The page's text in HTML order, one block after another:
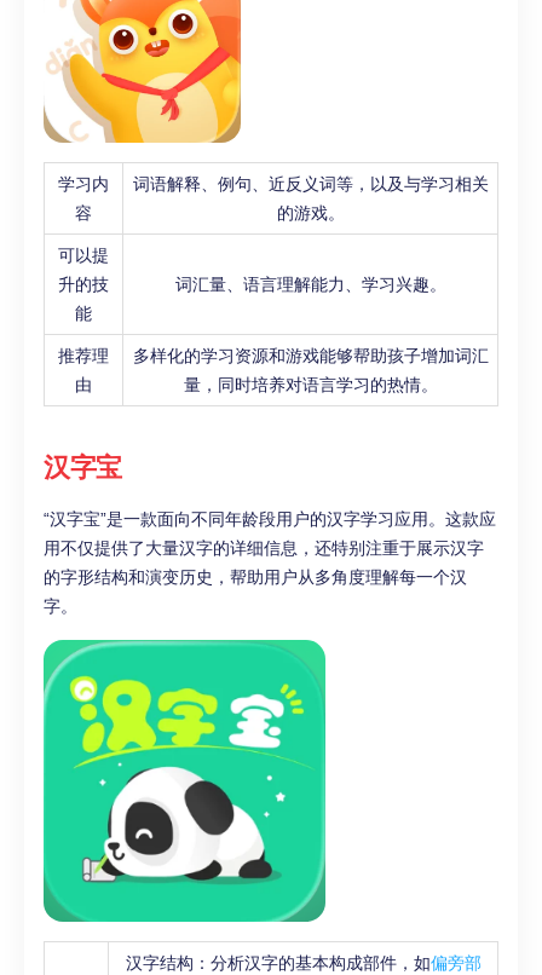
学习内
容
词语解释、例句、近反义词等，以及与学习相关
的游戏。
可以提
升的技
能
词汇量、语言理解能力、学习兴趣。
推荐理
由
多样化的学习资源和游戏能够帮助孩子增加词汇
量，同时培养对语言学习的热情。
汉字宝
“汉字宝”是一款面向不同年龄段用户的汉字学习应用。这款应
用不仅提供了大量汉字的详细信息，还特别注重于展示汉字
的字形结构和演变历史，帮助用户从多角度理解每一个汉
字。
汉字结构：分析汉字的基本构成部件，如偏旁部